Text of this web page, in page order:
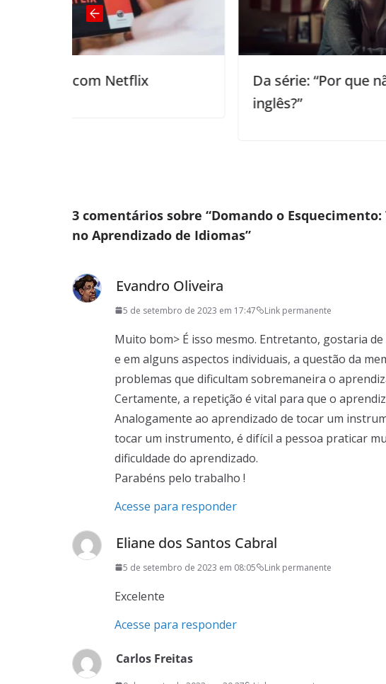
Da série: “Por que não aprendo
3 comentários sobre “Domando o
no Aprendizado de Idiomas”
Evandro Oliveira
5 de setembro de 2023 em 17:47 Link permanente
Muito bom> É isso mesmo. Entretanto, gostaria
e em alguns aspectos individuais, a questão da
problemas que dificultam sobremaneira o
Certamente, a repetição é vital para que o
Analogamente ao aprendizado de tocar um
tocar um instrumento, é difícil a pessoa praticar
dificuldade do aprendizado.
Parabéns pelo trabalho !
Acesse para responder
Eliane dos Santos Cabral
5 de setembro de 2023 em 08:05 Link permanente
Excelente
Acesse para responder
Carlos Freitas